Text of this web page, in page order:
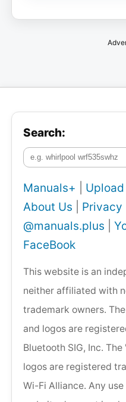
Search:
Manuals+ Upload
About Us
Privacy
@manuals.plus
FaceBook
This website is an
neither affiliated with
trademark owners.
and logos are
Bluetooth SIG, Inc.
logos are registered
Wi-Fi Alliance. Any